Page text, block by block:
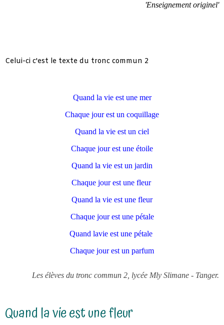
'Enseignement originel'
Celui-ci c'est le texte du tronc commun 2
Quand la vie est une mer
Chaque jour est un coquillage
Quand la vie est un ciel
Chaque jour est une étoile
Quand la vie est un jardin
Chaque jour est une fleur
Quand la vie est une fleur
Chaque jour est une pétale
Quand lavie est une pétale
Chaque jour est un parfum
Les élèves du tronc commun 2, lycée Mly Slimane - Tanger.
Quand la vie est une fleur